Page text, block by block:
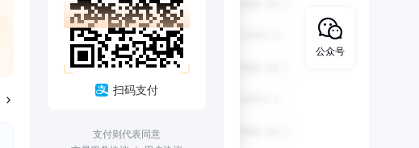
扫码支付
支付则代表同意
公众号